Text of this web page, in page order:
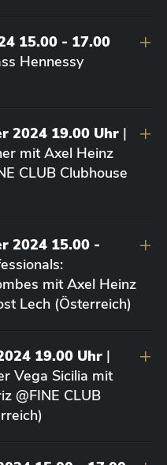
15.00 - 17.00
Hennessy
2024 19.00 Uhr |
mit Axel Heinz
CLUB Clubhouse
2024 15.00 -
mit Axel Heinz
Lech (Österreich)
19.00 Uhr |
Vega Sicilia mit
@FINE CLUB